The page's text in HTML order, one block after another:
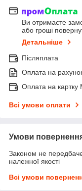
Ви отримаєте
або гроші
Детальніше
Післяплата
Оплата на
Оплата на
Всі умови оплати
Умови
Законом не
належної якості
Всі умови